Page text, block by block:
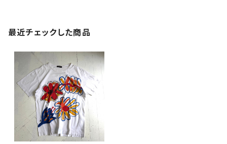
最近チェックした商品